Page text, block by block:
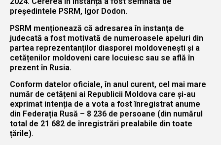
președintele PSRM, Igor Dodon.
PSRM menționează că adresarea în instanța de
judecată a fost motivată de numeroasele apeluri din
partea reprezentanților diasporei moldovenești și a
cetățenilor moldoveni care locuiesc sau se află în
prezent în Rusia.
Conform datelor oficiale, în anul curent, cel mai mare
număr de cetățeni ai Republicii Moldova care și-au
exprimat intenția de a vota a fost înregistrat anume
din Federația Rusă – 8 236 de persoane (din numărul
total de 21 682 de înregistrări prealabile din toate
țările).